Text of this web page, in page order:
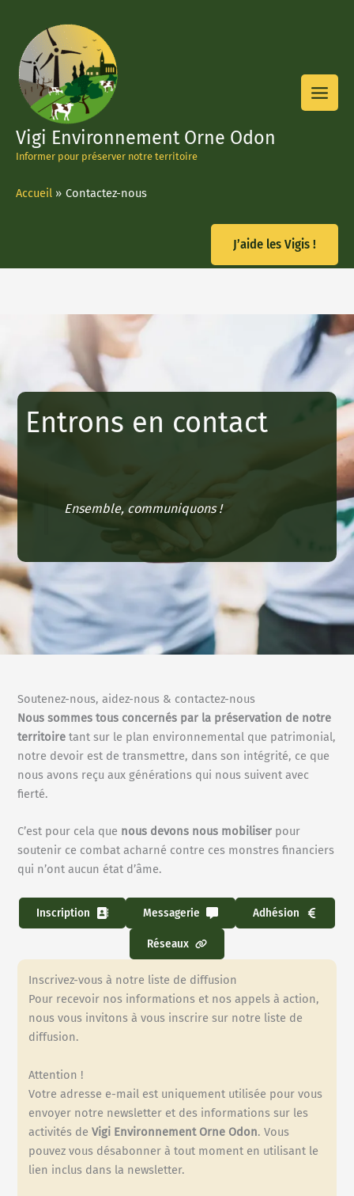
contenu
Vigi Environnement Orne Odon
Informer pour préserver notre territoire
Accueil Contactez-nous
J’aide les Vigis !
Entrons en contact
Ensemble, communiquons !
Soutenez-nous, aidez-nous & contactez-nous
Nous sommes tous concernés par la préservation de notre
territoiretant sur le plan environnemental que patrimonial,
notre devoir est de transmettre, dans son intégrité, ce que
nous avons reçu aux générations qui nous suivent avec
fierté.
C’est pour cela que nous devons nous mobiliserpour
soutenir ce combat acharné contre ces monstres financiers
qui n’ont aucun état d’âme.
Inscription Messagerie Adhésion
Réseaux
Inscrivez-vous à notre liste de diffusion
Pour recevoir nos informations et nos appels à action,
nous vous invitons à vous inscrire sur notre liste de
diffusion.
Attention !
Votre adresse e-mail est uniquement utilisée pour vous
envoyer notre newsletter et des informations sur les
activités deVigi Environnement Orne Odon. Vous
pouvez vous désabonner à tout moment en utilisant le
lien inclus dans la newsletter.